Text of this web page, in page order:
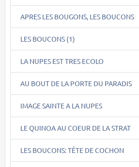
APRES LES BOUGONS, LES BOUCONS
LES BOUCONS (1)
LA NUPES EST TRES ECOLO
AU BOUT DE LA PORTE DU PARADIS
IMAGE SAINTE A LA NUPES
LE QUINOA AU COEUR DE LA STRAT
LES BOUCONS: TÊTE DE COCHON